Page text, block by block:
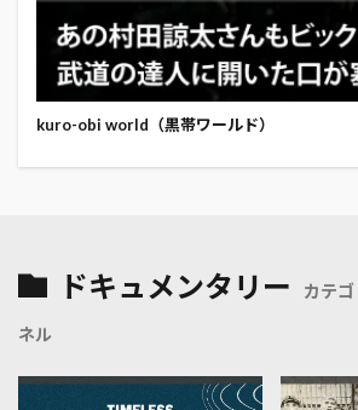
kuro-obi world（黒帯ワールド）
ドキュメンタリー カテ
ネル